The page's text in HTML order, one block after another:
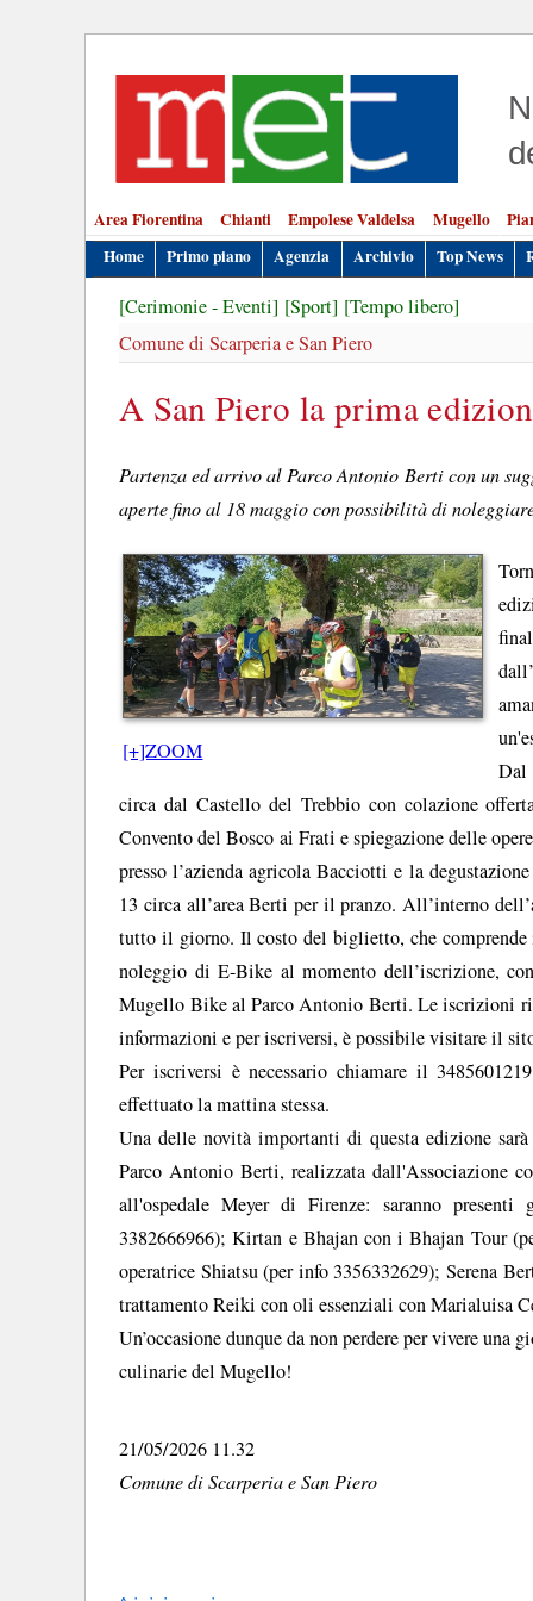
Area Fiorentina Chianti Empolese Valdelsa Mugello
Home
Primo piano Agenzia Archivio Top News
[Cerimonie - Eventi] [Sport] [Tempo libero]
Comune di Scarperia e San Piero
A San Piero la prima
Partenza ed arrivo al Parco Antonio Berti con un
aperte fino al 18 maggio con possibilità di
[+]ZOOM
Dal
circa dal Castello del Trebbio con colazione
Convento del Bosco ai Frati e spiegazione delle
presso l’azienda agricola Bacciotti e la
13 circa all’area Berti per il pranzo. All’interno
tutto il giorno. Il costo del biglietto, che
noleggio di E-Bike al momento dell’iscrizione,
Mugello Bike al Parco Antonio Berti. Le iscrizioni
informazioni e per iscriversi, è possibile visitare il
Per iscriversi è necessario chiamare il
effettuato la mattina stessa.
Una delle novità importanti di questa edizione sarà
Parco Antonio Berti, realizzata dall'Associazione
all'ospedale Meyer di Firenze: saranno
3382666966); Kirtan e Bhajan con i Bhajan Tour
operatrice Shiatsu (per info 3356332629); Serena
trattamento Reiki con oli essenziali con Marialuisa
Un’occasione dunque da non perdere per vivere
culinarie del Mugello!
21/05/2026 11.32
Comune di Scarperia e San Piero